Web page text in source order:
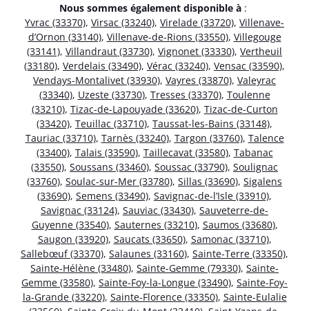
Nous sommes également disponible à :
Yvrac (33370), Virsac (33240), Virelade (33720), Villenave-
d’Ornon (33140), Villenave-de-Rions (33550), Villegouge
(33141), Villandraut (33730), Vignonet (33330), Vertheuil
(33180), Verdelais (33490), Vérac (33240), Vensac (33590),
Vendays-Montalivet (33930), Vayres (33870), Valeyrac
(33340), Uzeste (33730), Tresses (33370), Toulenne
(33210), Tizac-de-Lapouyade (33620), Tizac-de-Curton
(33420), Teuillac (33710), Taussat-les-Bains (33148),
Tauriac (33710), Tarnès (33240), Targon (33760), Talence
(33400), Talais (33590), Taillecavat (33580), Tabanac
(33550), Soussans (33460), Soussac (33790), Soulignac
(33760), Soulac-sur-Mer (33780), Sillas (33690), Sigalens
(33690), Semens (33490), Savignac-de-l’Isle (33910),
Savignac (33124), Sauviac (33430), Sauveterre-de-
Guyenne (33540), Sauternes (33210), Saumos (33680),
Saugon (33920), Saucats (33650), Samonac (33710),
Sallebœuf (33370), Salaunes (33160), Sainte-Terre (33350),
Sainte-Hélène (33480), Sainte-Gemme (79330), Sainte-
Gemme (33580), Sainte-Foy-la-Longue (33490), Sainte-Foy-
la-Grande (33220), Sainte-Florence (33350), Sainte-Eulalie